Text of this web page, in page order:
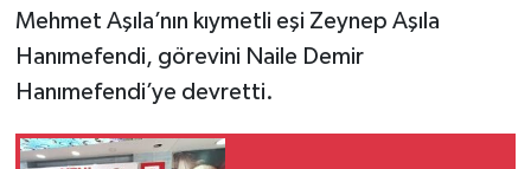
Mehmet Aşıla’nın kıymetli eşi Zeynep Aşıla
Hanımefendi, görevini Naile Demir
Hanımefendi’ye devretti.